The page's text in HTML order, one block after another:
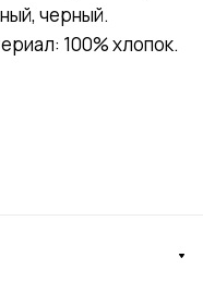
черный.
100% хлопок.